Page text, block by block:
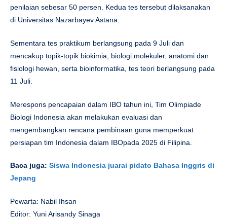
penilaian sebesar 50 persen. Kedua tes tersebut dilaksanakan
di Universitas Nazarbayev Astana.
Sementara tes praktikum berlangsung pada 9 Juli dan
mencakup topik-topik biokimia, biologi molekuler, anatomi dan
fisiologi hewan, serta bioinformatika, tes teori berlangsung pada
11 Juli.
Merespons pencapaian dalam IBO tahun ini, Tim Olimpiade
Biologi Indonesia akan melakukan evaluasi dan
mengembangkan rencana pembinaan guna memperkuat
persiapan tim Indonesia dalam IBOpada 2025 di Filipina.
Baca juga: Siswa Indonesia juarai pidato Bahasa Inggris di
Jepang
Pewarta: Nabil Ihsan
Editor: Yuni Arisandy Sinaga